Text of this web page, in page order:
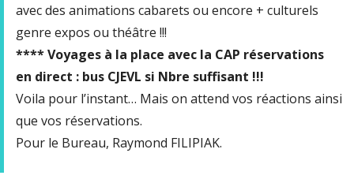
avec des animations cabarets ou encore + culturels
genre expos ou théâtre !!!
**** Voyages à la place avec la CAP réservations
en direct : bus CJEVL si Nbre suffisant !!!
Voila pour l’instant… Mais on attend vos réactions ainsi
que vos réservations.
Pour le Bureau, Raymond FILIPIAK.